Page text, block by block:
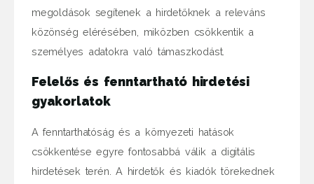
megoldások segítenek a hirdetőknek a releváns
közönség elérésében, miközben csökkentik a
személyes adatokra való támaszkodást.
Felelős és fenntartható hirdetési
gyakorlatok
A fenntarthatóság és a környezeti hatások
csökkentése egyre fontosabbá válik a digitális
hirdetések terén. A hirdetők és kiadók törekednek